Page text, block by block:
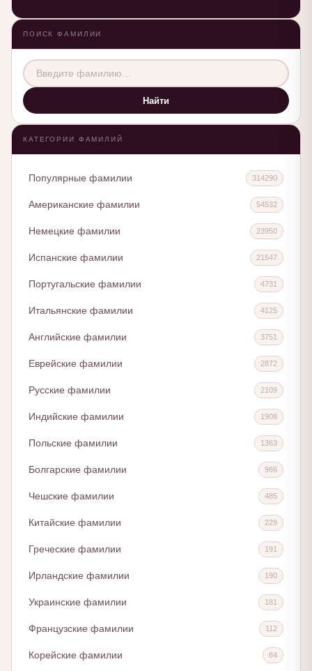
ПОИСК ФАМИЛИИ
Найти
КАТЕГОРИИ ФАМИЛИЙ
Популярные фамилии 314290
Американские фамилии 54532
Немецкие фамилии 23950
Испанские фамилии 21547
Португальские фамилии 4731
Итальянские фамилии 4125
Английские фамилии 3751
Еврейские фамилии 2872
Русские фамилии 2109
Индийские фамилии 1908
Польские фамилии 1363
Болгарские фамилии 966
Чешские фамилии 485
Китайские фамилии 229
Греческие фамилии 191
Ирландские фамилии 190
Украинские фамилии 181
Французские фамилии 112
Корейские фамилии 84